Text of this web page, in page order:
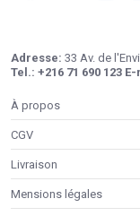
Adresse: 33 Av. de
Tel.: +216 71 690 123
À propos
CGV
Livraison
Mensions légales